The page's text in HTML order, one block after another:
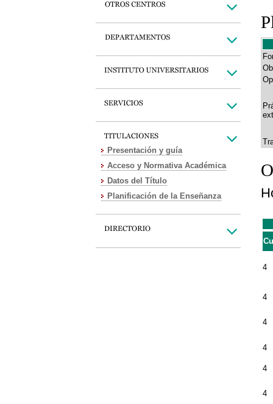
Presentación y guía
Acceso y Normativa Académica
Datos del Título
Planificación de la Enseñanza
4
4
4
4
4
4